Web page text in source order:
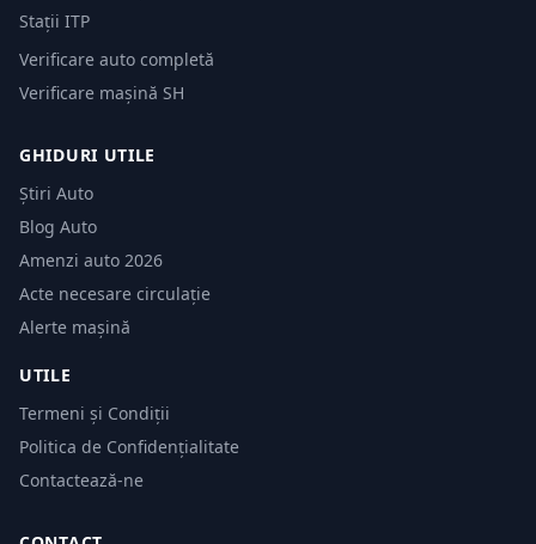
Stații ITP
Verificare auto completă
Verificare mașină SH
GHIDURI UTILE
Știri Auto
Blog Auto
Amenzi auto 2026
Acte necesare circulație
Alerte mașină
UTILE
Termeni și Condiții
Politica de Confidențialitate
Contactează-ne